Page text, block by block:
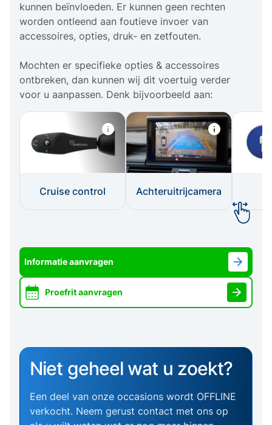
kunnen beïnvloeden. Er kunnen geen rechten
worden ontleend aan foutieve invoer van
accessoires, opties, druk- en zetfouten.
Mochten er specifieke opties & accessoires
ontbreken, dan kunnen wij dit voertuig verder
voor u aanpassen. Denk bijvoorbeeld aan:
Cruise control Achteruitrijcamera
Informatie aanvragen
Proefrit aanvragen
Niet geheel wat u zoekt?
Een deel van onze occasions wordt OFFLINE
verkocht. Neem gerust contact met ons op